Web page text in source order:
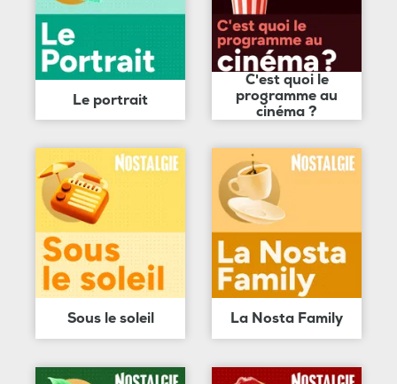
Le portrait
C'est quoi le
programme au
cinéma ?
Sous le soleil La Nosta Family